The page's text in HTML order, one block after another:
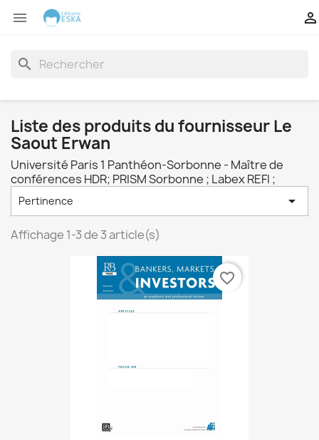
 
search
Liste des produits du fournisseur Le
Saout Erwan
Université Paris 1 Panthéon-Sorbonne - Maître de
conférences HDR; PRISM Sorbonne ; Labex REFI ;
Pertinence 
Affichage 1-3 de 3 article(s)
favorite_border